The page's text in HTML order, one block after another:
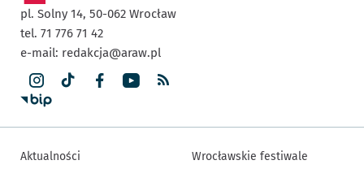
pl. Solny 14, 50-062 Wrocław
tel. 71 776 71 42
e-mail: redakcja@araw.pl
Aktualności
Wrocławskie festiwale